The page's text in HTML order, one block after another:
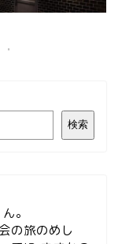
検索
。
の旅のめし